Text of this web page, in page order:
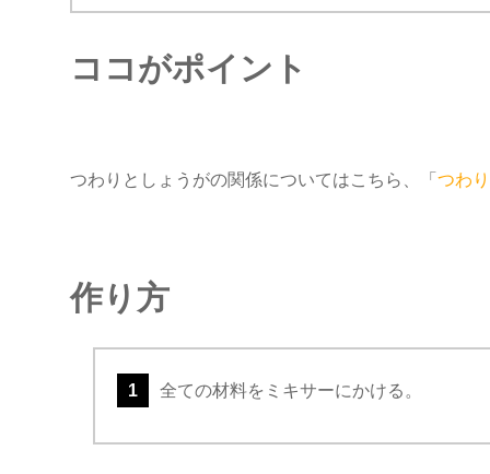
ココがポイント
つわりとしょうがの関係についてはこちら、「 つわ
作り方
1 全ての材料をミキサーにかける。